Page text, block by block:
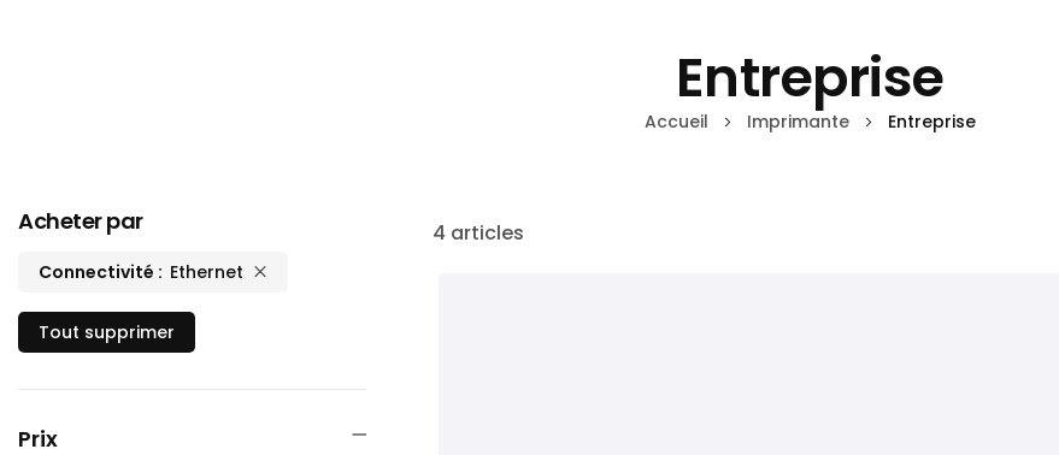
Entreprise
Accueil Imprimante Entreprise
4 articles
Acheter par
Connectivité Ethernet
Tout supprimer
Prix